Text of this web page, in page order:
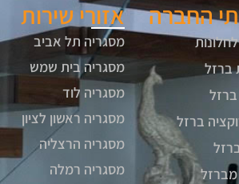
החברה
ברזל
ברזל
אזורי שירות
מסגריה תל אביב
מסגריה בית שמש
מסגריה לוד
מסגריה ראשון לציון
מסגריה הרצליה
מסגריה רמלה